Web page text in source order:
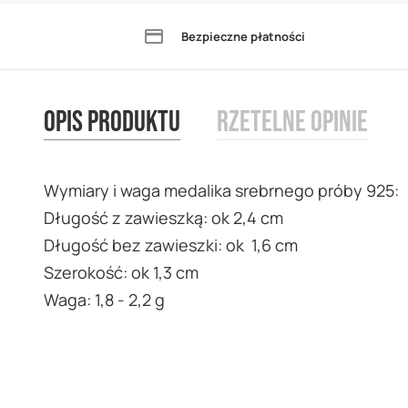
of
images
Bezpieczne płatności
Opis produktu
Wymiary i waga medalika srebrnego próby 925:
Długość z zawieszką: ok 2,4 cm
Długość bez zawieszki: ok 1,6 cm
Szerokość: ok 1,3 cm
Waga: 1,8 - 2,2 g
Rzetelne opinie